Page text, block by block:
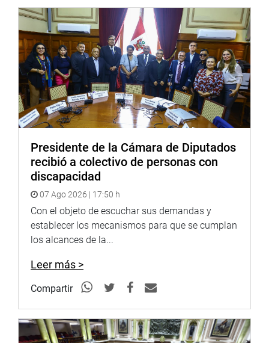
Presidente de la Cámara de Diputados
recibió a colectivo de personas con
discapacidad
07 Ago 2026 | 17:50 h
Con el objeto de escuchar sus demandas y
establecer los mecanismos para que se cumplan
los alcances de la...
Leer más >
Compartir